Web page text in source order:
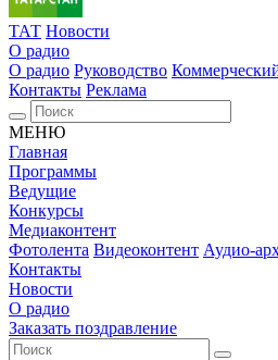
ТАТ Новости
О радио
О радио Руководство
Контакты Реклама
МЕНЮ
Главная
Программы
Ведущие
Конкурсы
Медиаконтент
Фотолента Видеоконтент Аудио-
Контакты
Новости
О радио
Заказать поздравление